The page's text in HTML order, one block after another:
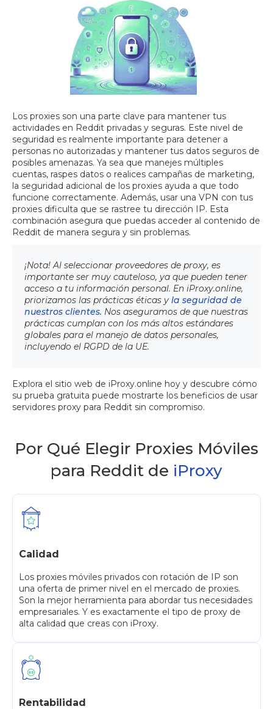
Los proxies son una parte clave para mantener tus
actividades en Reddit privadas y seguras. Este nivel de
seguridad es realmente importante para detener a
personas no autorizadas y mantener tus datos seguros de
posibles amenazas. Ya sea que manejes múltiples
cuentas, raspes datos o realices campañas de marketing,
la seguridad adicional de los proxies ayuda a que todo
funcione correctamente. Además, usar una VPN con tus
proxies dificulta que se rastree tu dirección IP. Esta
combinación asegura que puedas acceder al contenido de
Reddit de manera segura y sin problemas.
¡Nota! Al seleccionar proveedores de proxy, es
importante ser muy cauteloso, ya que pueden tener
acceso a tu información personal. En iProxy.online,
priorizamos las prácticas éticas y la seguridad de
nuestros clientes. Nos aseguramos de que nuestras
prácticas cumplan con los más altos estándares
globales para el manejo de datos personales,
incluyendo el RGPD de la UE.
Explora el sitio web de iProxy.online hoy y descubre cómo
su prueba gratuita puede mostrarte los beneficios de usar
servidores proxy para Reddit sin compromiso.
Por Qué Elegir Proxies Móviles
para Reddit de iProxy
Calidad
Los proxies móviles privados con rotación de IP son
una oferta de primer nivel en el mercado de proxies.
Son la mejor herramienta para abordar tus necesidades
empresariales. Y es exactamente el tipo de proxy de
alta calidad que creas con iProxy.
Rentabilidad